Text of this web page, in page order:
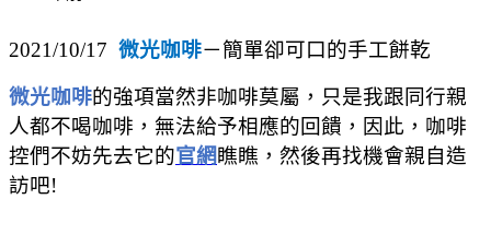
2021/10/17 微光咖啡－簡單卻可口的手工餅乾
微光咖啡的強項當然非咖啡莫屬，只是我跟同行親
人都不喝咖啡，無法給予相應的回饋，因此，咖啡
控們不妨先去它的官網瞧瞧，然後再找機會親自造
訪吧!